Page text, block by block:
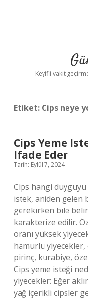
Keyifli vakit
Etiket: Cips neye
Cips Yeme
Ifade Eder
Tarih: Eylül 7, 2024
Cips hangi duyguyu
istek, aniden gelen
gerekirken bile
karakterize edilir.
oranı yüksek
hamurlu yiyecekler,
pirinç, kurabiye,
Cips yeme isteği
yiyecekler: Eğer
yağ içerikli cipsler